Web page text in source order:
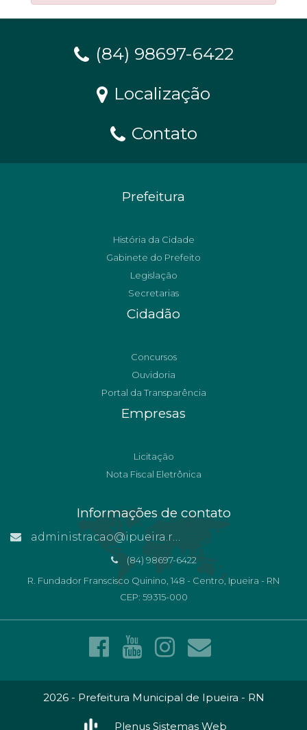
(84) 98697-6422
Localização
Contato
Prefeitura
História da Cidade
Gabinete do Prefeito
Legislação
Secretarias
Cidadão
Concursos
Ouvidoria
Portal da Transparência
Empresas
Licitação
Nota Fiscal Eletrônica
Informações de contato
administracao@ipueira.rn.gov.br
(84) 98697-6422
R. Fundador Franscisco Quinino, 148 - Centro, Ipueira - RN
CEP: 59315-000
2026 - Prefeitura Municipal de Ipueira - RN
Plenus Sistemas Web